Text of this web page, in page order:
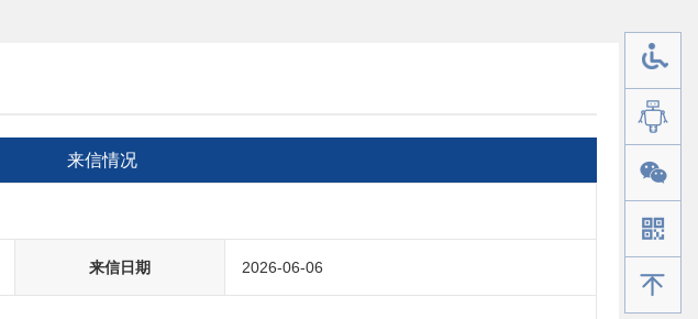
来信情况
来信日期 2026-06-06
手机版